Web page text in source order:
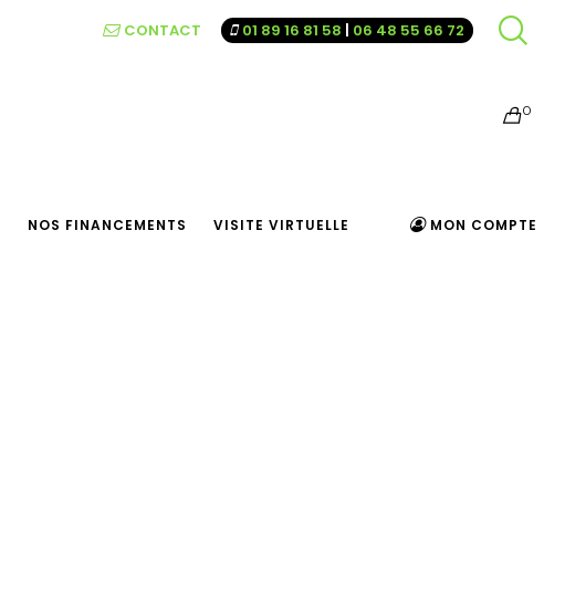
CONTACT 01 89 16 81 58 | 06 48 55 66 72
0
NOS FINANCEMENTS VISITE VIRTUELLE MON COMPTE